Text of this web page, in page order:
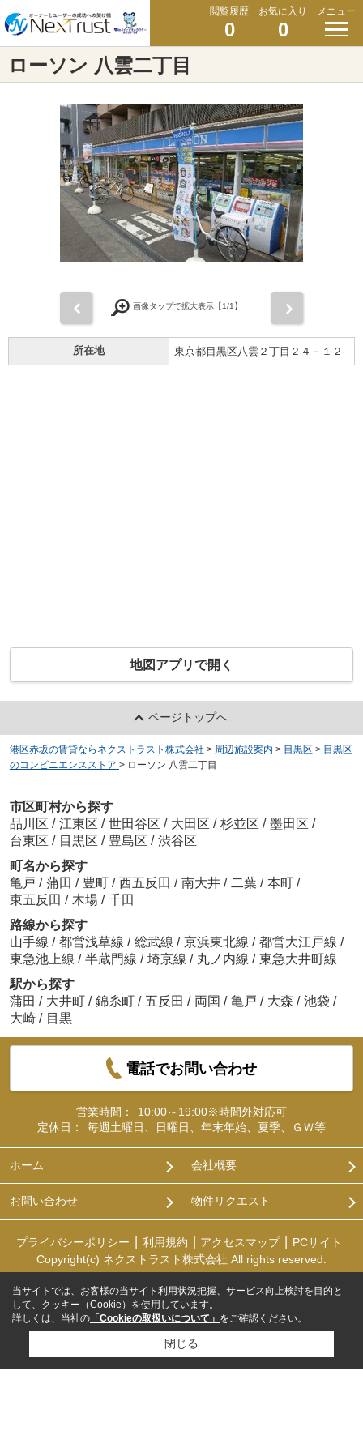
閲覧履歴
0
お気に入り
0
メニュー
ローソン 八雲二丁目
画像タップで拡大表示【1/1】
所在地 東京都目黒区八雲２丁目２４－１２
地図アプリで開く
ページトップへ
港区赤坂の賃貸ならネクストラスト株式会社 > 周辺施設案内 > 目黒区 > 目黒区
のコンビニエンスストア > ローソン 八雲二丁目
市区町村から探す
品川区 / 江東区 / 世田谷区 / 大田区 / 杉並区 / 墨田区 /
台東区 / 目黒区 / 豊島区 / 渋谷区
町名から探す
亀戸 / 蒲田 / 豊町 / 西五反田 / 南大井 / 二葉 / 本町 /
東五反田 / 木場 / 千田
路線から探す
山手線 / 都営浅草線 / 総武線 / 京浜東北線 / 都営大江戸線 /
東急池上線 / 半蔵門線 / 埼京線 / 丸ノ内線 / 東急大井町線
駅から探す
蒲田 / 大井町 / 錦糸町 / 五反田 / 両国 / 亀戸 / 大森 / 池袋 /
大崎 / 目黒
電話でお問い合わせ
営業時間：
10:00～19:00※時間外対応可
定休日：
毎週土曜日、日曜日、年末年始、夏季、ＧＷ等
ホーム 会社概要
お問い合わせ 物件リクエスト
プライバシーポリシー 利用規約 アクセスマップ
PCサイト
Copyright(c) ネクストラスト株式会社 All rights reserved.
当サイトでは、お客様の当サイト利用状況把握、サービス向上検討を目的と
して、クッキー（Cookie）を使用しています。
詳しくは、当社の 「Cookieの取扱いについて」 をご確認ください。
閉じる